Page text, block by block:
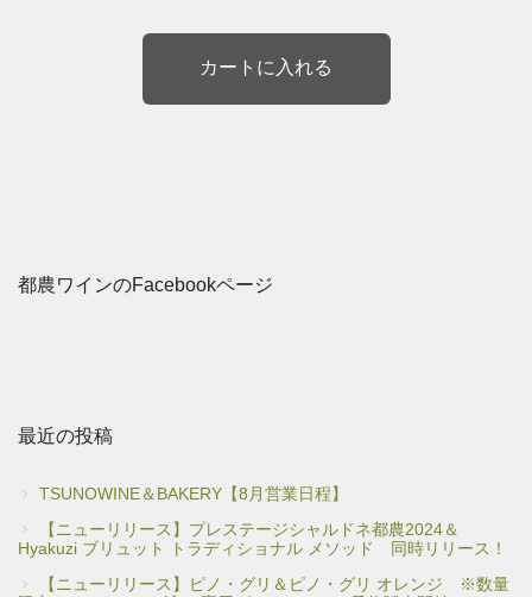
都農ワインのFacebookページ
最近の投稿
TSUNOWINE＆BAKERY【8月営業日程】
【ニューリリース】プレステージシャルドネ都農2024＆
Hyakuzi ブリュット トラディショナル メソッド 同時リリース！
【ニューリリース】ピノ・グリ＆ピノ・グリ オレンジ ※数量